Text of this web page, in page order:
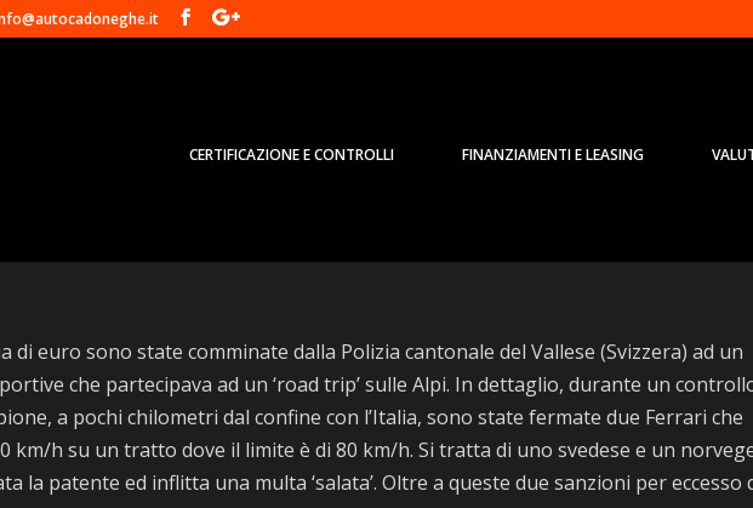
CERTIFICAZIONE E CONTROLLI FINANZIAMENTI E LEASING
di euro sono state comminate dalla Polizia cantonale del Vallese (Svizzera) ad un
che partecipava ad un ‘road trip’ sulle Alpi. In dettaglio, durante un
a pochi chilometri dal confine con l’Italia, sono state fermate due Ferrari che
km/h su un tratto dove il limite è di 80 km/h. Si tratta di uno svedese e un
la patente ed inflitta una multa ‘salata’. Oltre a queste due sanzioni per eccesso